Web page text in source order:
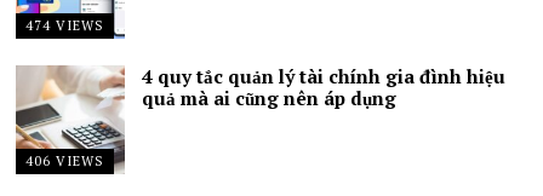
474 VIEWS
406 VIEWS
4 quy tắc quản lý tài chính gia đình hiệu
quả mà ai cũng nên áp dụng